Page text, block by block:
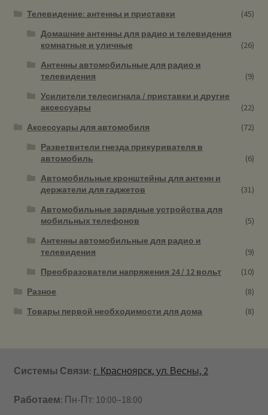
Телевидение: антенны и приставки
(45)
Домашние антенны для радио и телевидения
комнатные и уличные
(26)
Антенны автомобильные для радио и
телевидения
(9)
Усилители телесигнала / приставки и другие
аксессуары
(22)
Аксессуары для автомобиля
(72)
Разветвители гнезда прикуривателя в
автомобиль
(6)
Автомобильные кронштейны для антенн и
держатели для гаджетов
(31)
Автомобильные зарядные устройства для
мобильных телефонов
(5)
Антенны автомобильные для радио и
телевидения
(9)
Преобразователи напряжения 24 / 12 вольт
(10)
Разное
(8)
Товары первой необходимости для дома
(8)
Системы Связи: г. Красноярск, ул. Весны, 2
Работаем: Пн-Пт: 10:00–18:00